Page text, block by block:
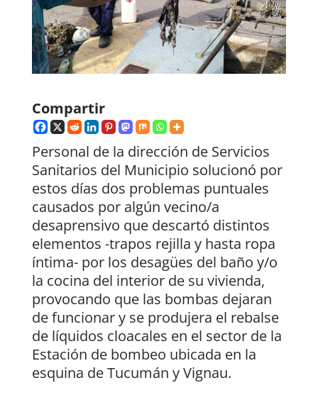
Compartir
Personal de la dirección de Servicios
Sanitarios del Municipio solucionó por
estos días dos problemas puntuales
causados por algún vecino/a
desaprensivo que descartó distintos
elementos -trapos rejilla y hasta ropa
íntima- por los desagües del baño y/o
la cocina del interior de su vivienda,
provocando que las bombas dejaran
de funcionar y se produjera el rebalse
de líquidos cloacales en el sector de la
Estación de bombeo ubicada en la
esquina de Tucumán y Vignau.